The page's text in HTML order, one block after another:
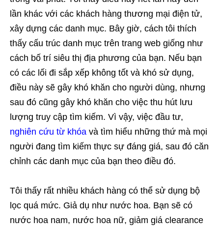
lần khác với các khách hàng thương mại điện tử,
xây dựng các danh mục. Bây giờ, cách tôi thích
thấy cấu trúc danh mục trên trang web giống như
cách bố trí siêu thị địa phương của bạn. Nếu bạn
có các lối đi sắp xếp không tốt và khó sử dụng,
điều này sẽ gây khó khăn cho người dùng, nhưng
sau đó cũng gây khó khăn cho việc thu hút lưu
lượng truy cập tìm kiếm. Vì vậy, việc đầu tư,
nghiên cứu từ khóa và tìm hiểu những thứ mà mọi
người đang tìm kiếm thực sự đáng giá, sau đó căn
chỉnh các danh mục của bạn theo điều đó.
Tôi thấy rất nhiều khách hàng có thể sử dụng bộ
lọc quá mức. Giả dụ như nước hoa. Bạn sẽ có
nước hoa nam, nước hoa nữ, giảm giá clearance